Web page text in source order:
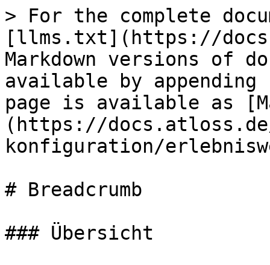
> For the complete
[llms.txt](https://
Markdown versions of
available by
page is available as
(https://
konfiguration/
# Breadcrumb
### Übersicht